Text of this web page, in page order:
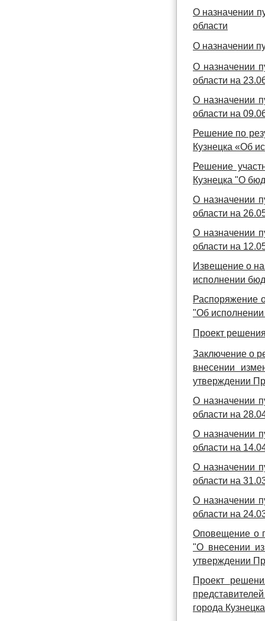
О назначении
области
О назначении
О назначении
области на
О назначении
области на
Решение по
Кузнецка «Об
Решение
Кузнецка "О
О назначении
области на
О назначении
области на
Извещение о
исполнении
Распоряжение
"Об исполнении
Проект
Заключение о
внесении
утверждении
О назначении
области на
О назначении
области на
О назначении
области на
О назначении
области на
Оповещение о
"О внесении
утверждении
Проект
города